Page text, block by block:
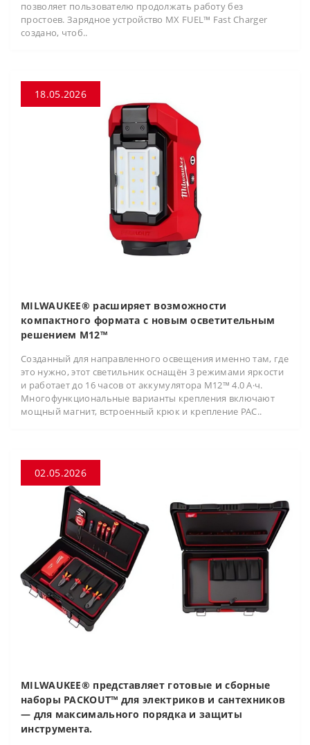
позволяет пользователю продолжать работу без
простоев. Зарядное устройство MX FUEL™ Fast Charger
создано, чтоб..
18.05.2026
MILWAUKEE® расширяет возможности
компактного формата с новым осветительным
решением M12™
Созданный для направленного освещения именно там, где
это нужно, этот светильник оснащён 3 режимами яркости
и работает до 16 часов от аккумулятора M12™ 4.0 А·ч.
Многофункциональные варианты крепления включают
мощный магнит, встроенный крюк и крепление PAC..
02.05.2026
MILWAUKEE® представляет готовые и сборные
наборы PACKOUT™ для электриков и сантехников
— для максимального порядка и защиты
инструмента.